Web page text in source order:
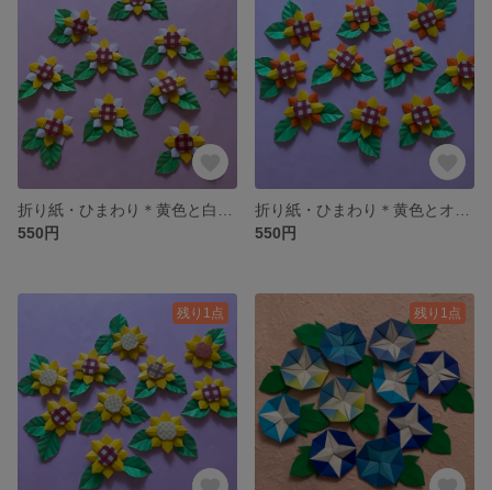
550円
550円
残り1点 残り1点